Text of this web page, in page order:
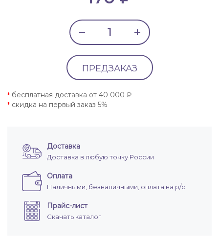
ПРЕДЗАКАЗ
* бесплатная доставка от 40 000 ₽
* скидка на первый заказ 5%
Доставка
Доставка в любую точку России
Оплата
Наличными, безналичными, оплата на р/с
Прайс-лист
Скачать каталог